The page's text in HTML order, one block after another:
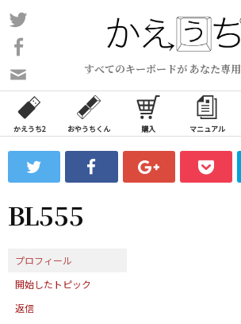
コ
ン
ン
ツ
ス
ッ
プ
すべてのキーボードが あなた専
い
合
わ
フ
ォ
ム
かえうち2 おやうちくん 購入 マニュアル
BL555
プロフィール
開始したトピック
返信